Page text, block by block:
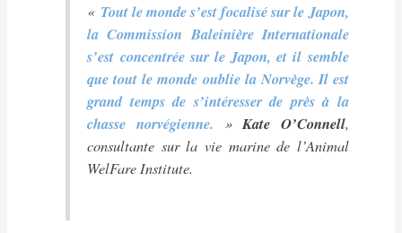
« Tout le monde s’est focalisé sur le Japon,
la Commission Baleinière Internationale
s’est concentrée sur le Japon, et il semble
que tout le monde oublie la Norvège. Il est
grand temps de s’intéresser de près à la
chasse norvégienne. » Kate O’Connell,
consultante sur la vie marine de l’Animal
WelFare Institute.